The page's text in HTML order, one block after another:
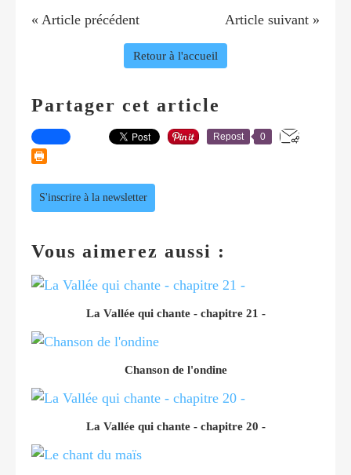
« Article précédent Article suivant »
Retour à l'accueil
Partager cet article
Repost 0
S'inscrire à la newsletter
Vous aimerez aussi :
La Vallée qui chante - chapitre 21 -
Chanson de l'ondine
La Vallée qui chante - chapitre 20 -